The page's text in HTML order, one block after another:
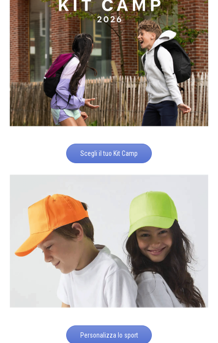
Scegli il tuo Kit Camp
Personalizza lo sport